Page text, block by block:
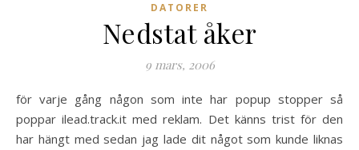
DATORER
Nedstat åker
9 mars, 2006
för varje gång någon som inte har popup stopper så
poppar ilead.track.it med reklam. Det känns trist för den
har hängt med sedan jag lade dit något som kunde liknas